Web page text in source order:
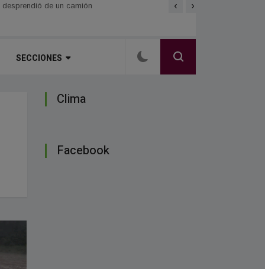
de un camión Carlos Arce anticipó que
‹ ›
SECCIONES
Clima
Facebook